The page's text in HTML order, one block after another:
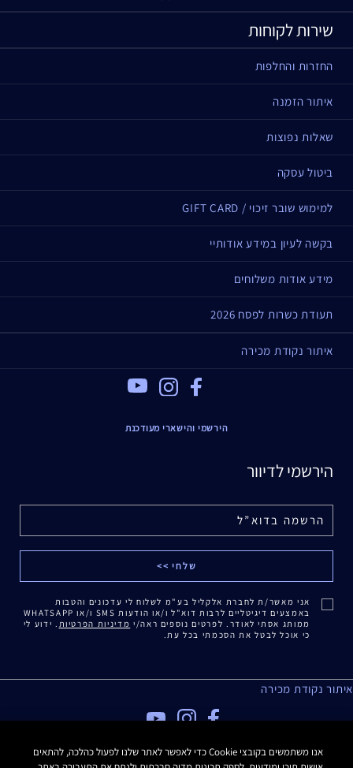
שירות לקוחות
החזרות והחלפות
איתור הזמנה
שאלות נפוצות
ביטול עסקה
למימוש שובר זיכוי / GIFT CARD
בקשה לעיון במידע אודותיי
מידע אודות משלוחים
תעודת כשרות לפסח 2026
איתור נקודת מכירה
Facebook
הירשמי והישארי מעודכנת
הירשמי לדיוור
אני מאשר/ת לחברת אלקליל בע"מ לשלוח לי עדכונים והטבות
באמצעים דיגיטליים לרבות דוא"ל ו/או הודעות SMS ו/או WHATSAPP
ממותג אסתי לאודר. לפרטים נוספים ראה/י מדיניות הפרטיות . ידוע לי
כי אוכל לבטל את הסכמתי בכל עת.
איתור נקודת מכירה
מדיניות פרטיות
אנו משתמשים בקובצי Cookie כדי לאפשר לאתר שלנו לפעול כהלכה, להתאים